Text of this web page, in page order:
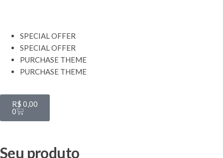
SPECIAL OFFER
SPECIAL OFFER
PURCHASE THEME
PURCHASE THEME
R$ 0,00
0
Seu produto